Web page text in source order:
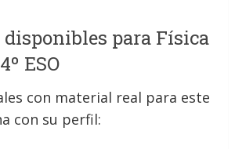
para Física
ESO
con material real para este
con su perfil: